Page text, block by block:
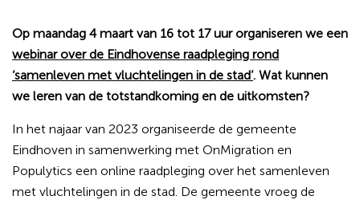
Op maandag 4 maart van 16 tot 17 uur organiseren we een
webinar over de Eindhovense raadpleging rond
‘samenleven met vluchtelingen in de stad’. Wat kunnen
we leren van de totstandkoming en de uitkomsten?
In het najaar van 2023 organiseerde de gemeente
Eindhoven in samenwerking met OnMigration en
Populytics een online raadpleging over het samenleven
met vluchtelingen in de stad. De gemeente vroeg de